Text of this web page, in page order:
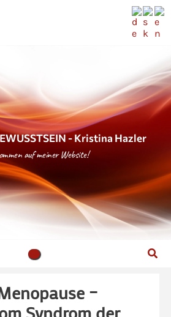
- Kristina Hazler
auf meiner Website!
–